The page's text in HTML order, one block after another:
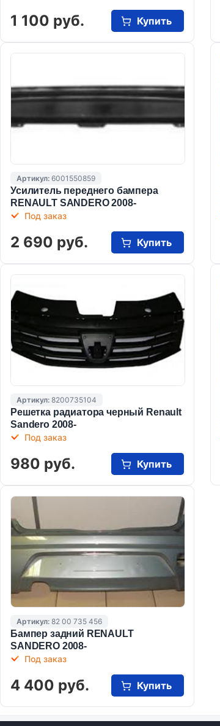
1 100 руб. Купить
Артикул: 6001550859
Усилитель переднего бампера
RENAULT SANDERO 2008-
Под заказ
2 690 руб. Купить
Артикул: 8200735104
Решетка радиатора черный Renault
Sandero 2008-
Под заказ
980 руб. Купить
Артикул: 82 00 735 456
Бампер задний RENAULT
SANDERO 2008-
Под заказ
4 400 руб. Купить